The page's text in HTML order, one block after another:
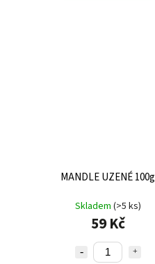
MANDLE UZENÉ 100g
Skladem (>5 ks)
59 Kč